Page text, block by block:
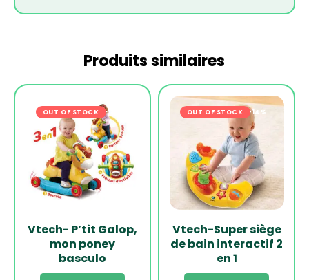
Produits similaires
OUT OF STOCK -14%
Vtech- P’tit Galop,
mon poney
basculo
OUT OF STOCK -14%
Vtech-Super siège
de bain interactif 2
en 1